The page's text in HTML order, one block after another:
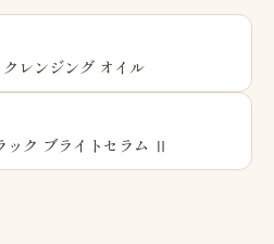
クレンジング オイル
ック ブライトセラム Ⅱ